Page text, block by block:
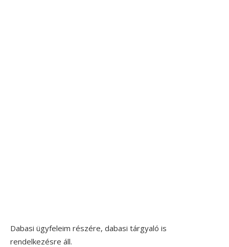
Dabasi ügyfeleim részére, dabasi tárgyaló is
rendelkezésre áll.